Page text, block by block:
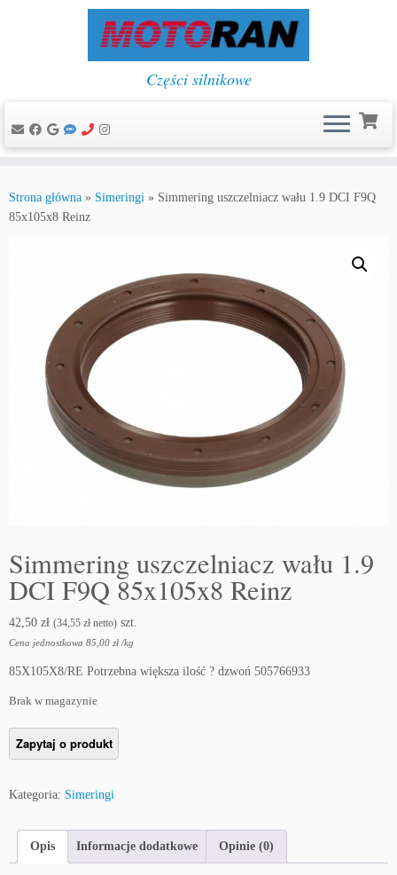
do
treści
Części silnikowe
Strona główna » Simeringi » Simmering uszczelniacz wału 1.9 DCI F9Q
85x105x8 Reinz
Simmering uszczelniacz wału 1.9
DCI F9Q 85x105x8 Reinz
42,50 zł (34,55 zł netto) szt.
Cena jednostkowa 85,00 zł /kg
85X105X8/RE Potrzebna większa ilość ? dzwoń 505766933
Brak w magazynie
Kategoria: Simeringi
Opis Informacje dodatkowe Opinie (0)